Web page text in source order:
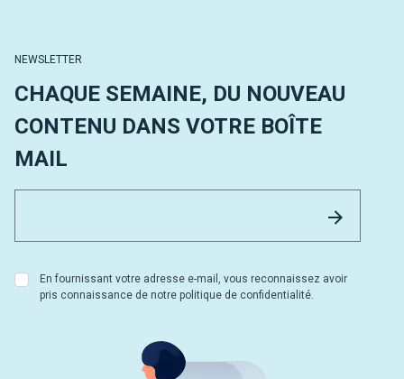
NEWSLETTER
CHAQUE SEMAINE, DU NOUVEAU
CONTENU DANS VOTRE BOÎTE
MAIL
En fournissant votre adresse e-mail, vous reconnaissez avoir
pris connaissance de notre politique de confidentialité.